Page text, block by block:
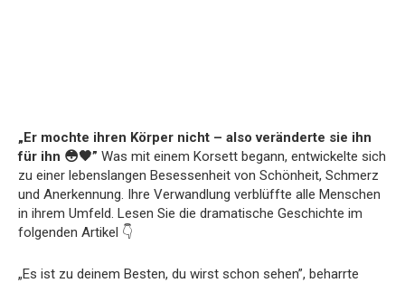
„Er mochte ihren Körper nicht – also veränderte sie ihn
für ihn 😳🖤” Was mit einem Korsett begann, entwickelte sich
zu einer lebenslangen Besessenheit von Schönheit, Schmerz
und Anerkennung. Ihre Verwandlung verblüffte alle Menschen
in ihrem Umfeld. Lesen Sie die dramatische Geschichte im
folgenden Artikel 👇
„Es ist zu deinem Besten, du wirst schon sehen”, beharrte